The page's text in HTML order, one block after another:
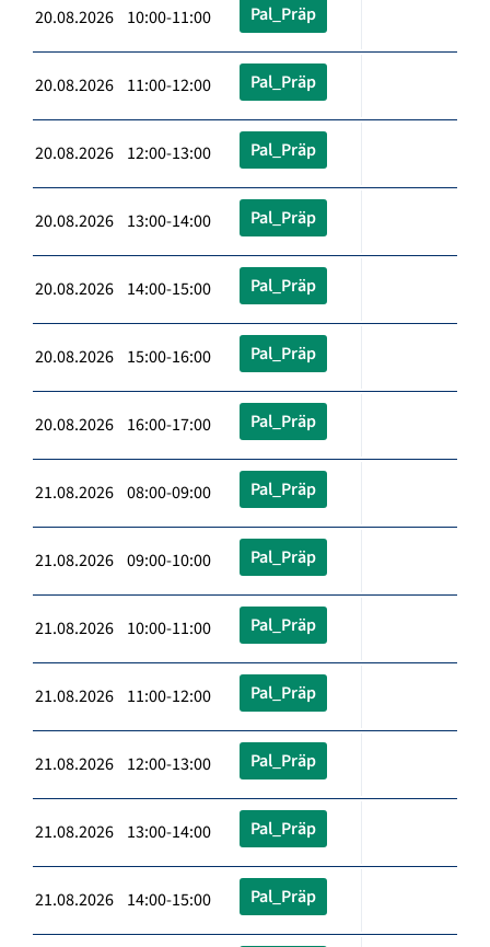
20.08.2026 10:00-11:00 Pal_Präp
20.08.2026 11:00-12:00 Pal_Präp
20.08.2026 12:00-13:00 Pal_Präp
20.08.2026 13:00-14:00 Pal_Präp
20.08.2026 14:00-15:00 Pal_Präp
20.08.2026 15:00-16:00 Pal_Präp
20.08.2026 16:00-17:00 Pal_Präp
21.08.2026 08:00-09:00 Pal_Präp
21.08.2026 09:00-10:00 Pal_Präp
21.08.2026 10:00-11:00 Pal_Präp
21.08.2026 11:00-12:00 Pal_Präp
21.08.2026 12:00-13:00 Pal_Präp
21.08.2026 13:00-14:00 Pal_Präp
21.08.2026 14:00-15:00 Pal_Präp